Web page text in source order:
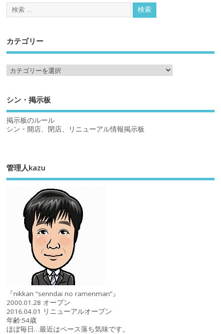
カテゴリー
シン・掲示板
掲示板のルール
シン・開店、閉店、リニューアル情報掲示板
管理人kazu
『nikkan “senndai no ramenman”』
2000.01.28 オープン
2016.04.01 リニューアルオープン
年齢:54歳
ほぼ毎日…最近はペース落ち気味です。